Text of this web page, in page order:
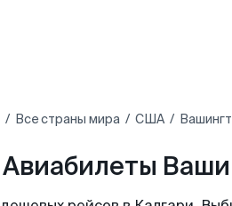
Все страны мира США
Авиабилеты